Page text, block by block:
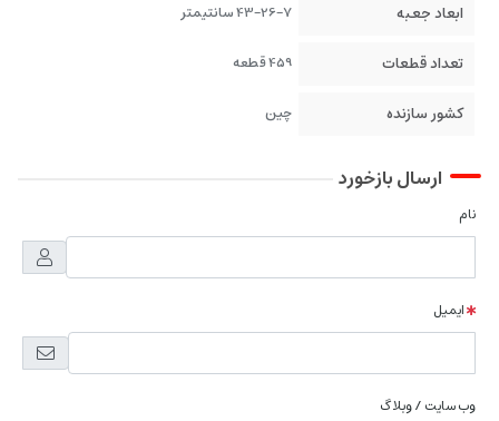
ابعاد جعبه 43-26-7 سانتیمتر
تعداد قطعات 459 قطعه
کشور سازنده چین
ارسال بازخورد
نام
ایمیل
وب سایت / وبلاگ